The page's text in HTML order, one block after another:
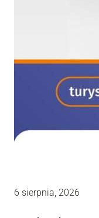
6 sierpnia, 2026